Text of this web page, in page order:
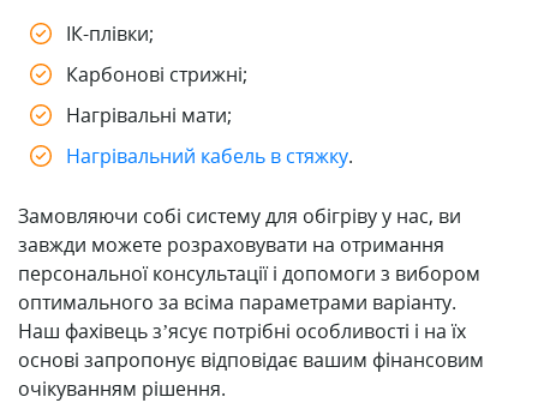
ІК-плівки;
Карбонові стрижні;
Нагрівальні мати;
Нагрівальний кабель в стяжку.
Замовляючи собі систему для обігріву у нас, ви
завжди можете розраховувати на отримання
персональної консультації і допомоги з вибором
оптимального за всіма параметрами варіанту.
Наш фахівець з’ясує потрібні особливості і на їх
основі запропонує відповідає вашим фінансовим
очікуванням рішення.